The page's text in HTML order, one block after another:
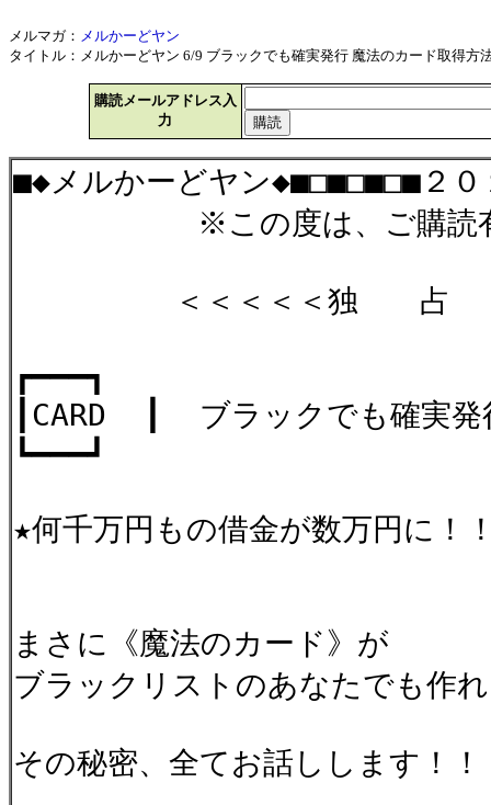
メルマガ： メルかーどヤン
タイトル：メルかーどヤン 6/9 ブラックでも確実発行 魔法のカード取
購読メールアドレス入
力
■◆メルかーどヤン◆■□■□■□■２
※この度は、ご購読有難
＜＜＜＜＜独 占 広
┏━━━┓
┃CARD ┃ ブラックでも
┗━━━┛
★何千万円もの借金が数万円に！
まさに《魔法のカード》が
ブラックリストのあなたでも作
その秘密、全てお話しします！！